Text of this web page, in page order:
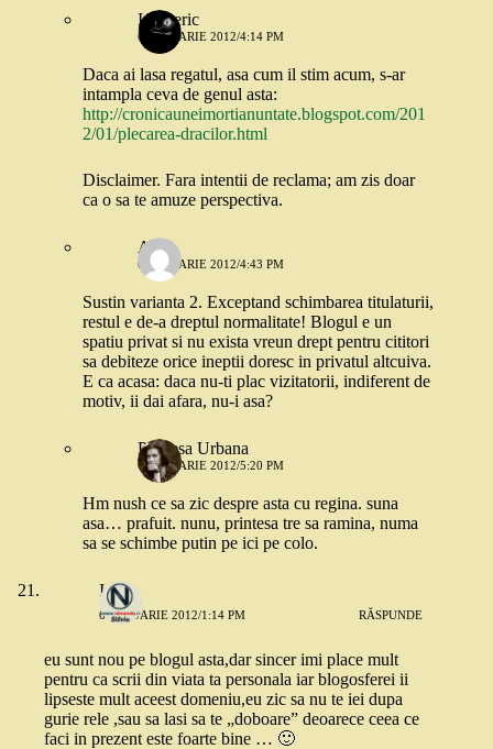
Intuneric
6 IANUARIE 2012/4:14 PM
Daca ai lasa regatul, asa cum il stim acum, s-ar
intampla ceva de genul asta:
http://cronicauneimortianuntate.blogspot.com/201
2/01/plecarea-dracilor.html
Disclaimer. Fara intentii de reclama; am zis doar
ca o sa te amuze perspectiva.
A.
6 IANUARIE 2012/4:43 PM
Sustin varianta 2. Exceptand schimbarea titulaturii,
restul e de-a dreptul normalitate! Blogul e un
spatiu privat si nu exista vreun drept pentru cititori
sa debiteze orice ineptii doresc in privatul altcuiva.
E ca acasa: daca nu-ti plac vizitatorii, indiferent de
motiv, ii dai afara, nu-i asa?
Printesa Urbana
6 IANUARIE 2012/5:20 PM
Hm nush ce sa zic despre asta cu regina. suna
asa… prafuit. nunu, printesa tre sa ramina, numa
sa se schimbe putin pe ici pe colo.
Ionut
6 IANUARIE 2012/1:14 PM RĂSPUNDE
eu sunt nou pe blogul asta,dar sincer imi place mult
pentru ca scrii din viata ta personala iar blogosferei ii
lipseste mult aceest domeniu,eu zic sa nu te iei dupa
gurie rele ,sau sa lasi sa te „doboare” deoarece ceea ce
faci in prezent este foarte bine … 🙂